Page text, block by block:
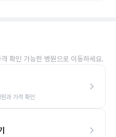
확인 가능한 병원으로 이동하세요.
과 가격 확인